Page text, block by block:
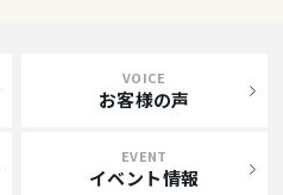
VOICE
お客様の声
EVENT
イベント情報